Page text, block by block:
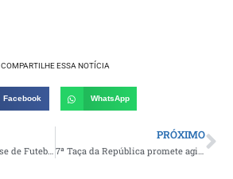
COMPARTILHE ESSA NOTÍCIA
Facebook WhatsApp
PRÓXIMO